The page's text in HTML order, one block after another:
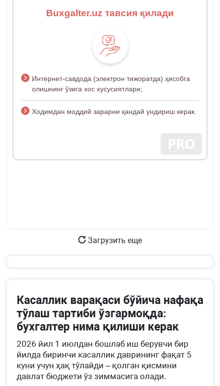
Buxgalter.uz тавсия қилади
Интернет-савдода (электрон тижоратда) ҳисобга
олишнинг ўзига хос хусусиятлари;
Ходимдан моддий зарарни қандай ундириш керак.
Загрузить еще
Касаллик варақаси бўйича нафақа
тўлаш тартиби ўзгармоқда:
бухгалтер нима қилиши керак
2026 йил 1 июлдан бошлаб иш берувчи бир
йилда биринчи касаллик даврининг фақат 5
куни учун ҳақ тўлайди – қолган қисмини
давлат бюджети ўз зиммасига олади.